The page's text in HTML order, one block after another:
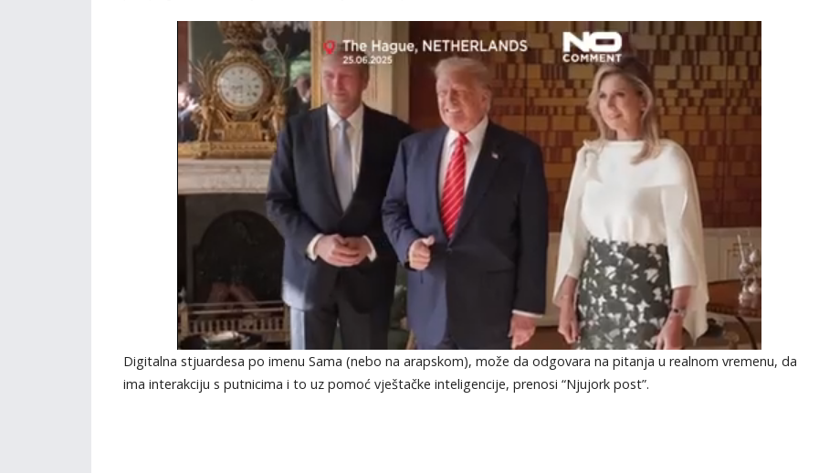
Digitalna stjuardesa po imenu Sama (nebo na arapskom), može da odgovara na pitanja u realnom vremenu, da
ima interakciju s putnicima i to uz pomoć vještačke inteligencije, prenosi “Njujork post”.